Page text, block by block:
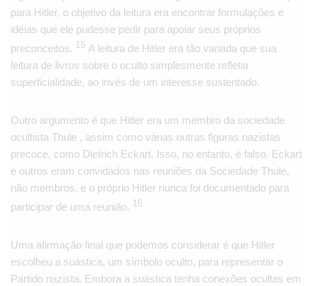
para Hitler, o objetivo da leitura era encontrar formulações e
idéias que ele pudesse pedir para apoiar seus próprios
preconceitos. 15 A leitura de Hitler era tão variada que sua
leitura de livros sobre o oculto simplesmente refletia
superficialidade, ao invés de um interesse sustentado.
Outro argumento é que Hitler era um membro da sociedade
ocultista Thule , assim como várias outras figuras nazistas
precoce, como Dietrich Eckart. Isso, no entanto, é falso. Eckart
e outros eram convidados nas reuniões da Sociedade Thule,
não membros, e o próprio Hitler nunca foi documentado para
participar de uma reunião. 16
Uma afirmação final que podemos considerar é que Hitler
escolheu a suástica, um símbolo oculto, para representar o
Partido nazista. Embora a suástica tenha conexões ocultas em